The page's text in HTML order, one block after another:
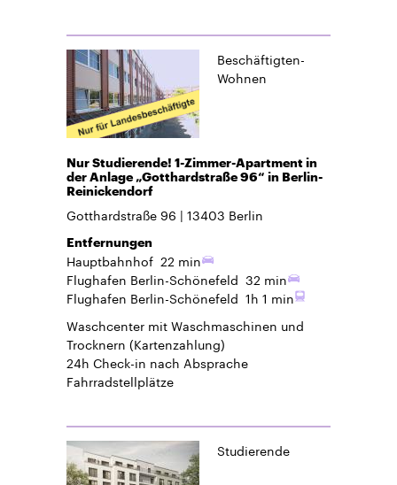
Beschäftigten-
Wohnen
Nur Studierende! 1-Zimmer-Apartment in
der Anlage „Gotthardstraße 96“ in Berlin-
Reinickendorf
Gotthardstraße 96 13403 Berlin
Entfernungen
Hauptbahnhof 22 min
Flughafen Berlin-Schönefeld 32 min
Flughafen Berlin-Schönefeld 1h 1 min
Waschcenter mit Waschmaschinen und
Trocknern (Kartenzahlung)
24h Check-in nach Absprache
Fahrradstellplätze
Studierende